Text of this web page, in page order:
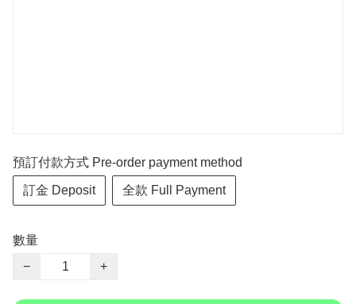
預訂付款方式 Pre-order payment method
訂金 Deposit 全款 Full Payment
數量
−
+